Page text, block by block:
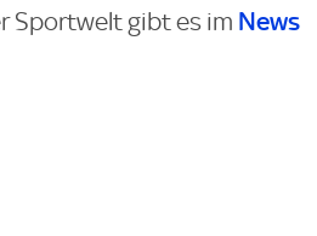
Sportwelt gibt es im News